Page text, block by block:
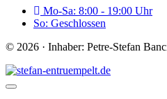
Mo-Sa: 8:00 - 19:00 Uhr
So: Geschlossen
© 2026 · Inhaber: Petre-Stefan